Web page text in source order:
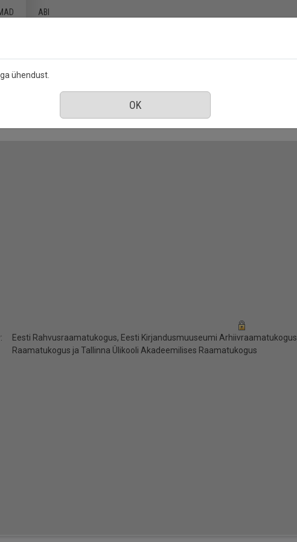
ABI
Eesti Rahvusraamatukogus, Eesti Kirjandusmuuseumi
Raamatukogus ja Tallinna Ülikooli Akadeemilises Raamatukogus
ühendust.